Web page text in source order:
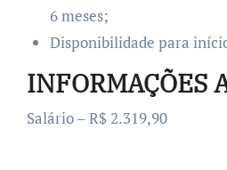
6 meses;
Disponibilidade para
INFORMAÇÕES
Salário – R$ 2.319,90